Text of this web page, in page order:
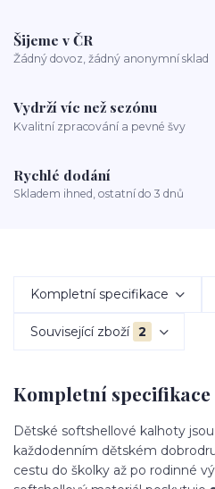
Šijeme v ČR
Žádný dovoz, žádný anonymní sklad
Vydrží víc než sezónu
Kvalitní zpracování a pevné švy
Rychlé dodání
Skladem ihned, ostatní do 3 dnů
Kompletní specifikace
Související zboží 2
Kompletní specifikace
Dětské softshellové kalhoty
každodenním dětském
cestu do školky až po rodinné